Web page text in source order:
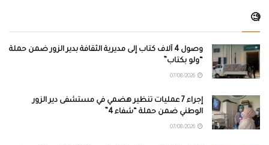
🧐
وصول 4 آلاف كتاب إلى مديرية الثقافة بدير الزور ضمن حملة
“ولو بكتاب”
إجراء 7 عمليات تنظير هضمي في مستشفى دير الزور
الوطني ضمن حملة “شفاء 4”